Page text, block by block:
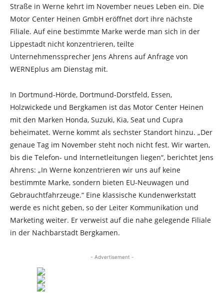
Straße in Werne kehrt im November neues Leben ein. Die
Motor Center Heinen GmbH eröffnet dort ihre nächste
Filiale. Auf eine bestimmte Marke werde man sich in der
Lippestadt nicht konzentrieren, teilte
Unternehmenssprecher Jens Ahrens auf Anfrage von
WERNEplus am Dienstag mit.
In Dortmund-Hörde, Dortmund-Dorstfeld, Essen,
Holzwickede und Bergkamen ist das Motor Center Heinen
mit den Marken Honda, Suzuki, Kia, Seat und Cupra
beheimatet. Werne kommt als sechster Standort hinzu. „Der
genaue Tag im November steht noch nicht fest. Wir warten,
bis die Telefon- und Internetleitungen liegen“, berichtet Jens
Ahrens: „In Werne konzentrieren wir uns auf keine
bestimmte Marke, sondern bieten EU-Neuwagen und
Gebrauchtfahrzeuge.“ Eine klassische Kundenwerkstatt
werde es nicht geben, so der Leiter Kommunikation und
Marketing weiter. Er verweist auf die nahe gelegende Filiale
in der Nachbarstadt Bergkamen.
- Advertisement -